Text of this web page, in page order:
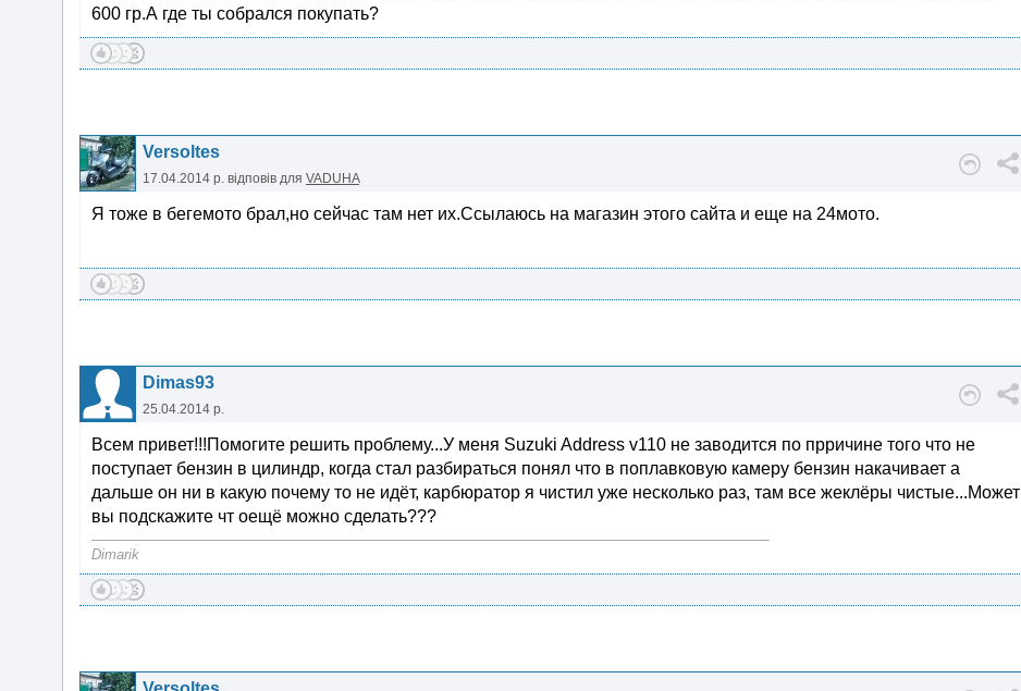
600 гр.А где ты собрался покупать?
Versoltes
17.04.2014 р. відповів для VADUHA
Я тоже в бегемото брал,но сейчас там нет их.Ссылаюсь на магазин этого сайта и еще на 24мото.
Dimas93
25.04.2014 р.
Всем привет!!!Помогите решить проблему...У меня Suzuki Address v110 не заводится по прричине того что не
поступает бензин в цилиндр, когда стал разбираться понял что в поплавковую камеру бензин накачивает а
дальше он ни в какую почему то не идёт, карбюратор я чистил уже несколько раз, там все жеклёры чистые...Может
вы подскажите чт оещё можно сделать???
Dimarik